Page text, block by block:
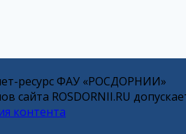
ресурс ФАУ «РОСДОРНИИ»
сайта ROSDORNII.RU
контента